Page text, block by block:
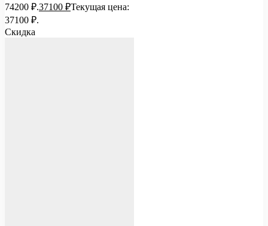
74200 ₽.37100 ₽Текущая цена:
37100 ₽.
Скидка